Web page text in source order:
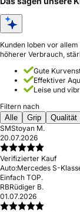
Kunden loben vor
höherer Verbrauch,
Gute
Effektiver
Leise und
Filtern nach
Alle
Grip Qualität
SMStoyan M.
20.07.2026
Verifizierter Kauf
Auto:Mercedes S-
Einfach TOP.
RBRüdiger B.
01.07.2026